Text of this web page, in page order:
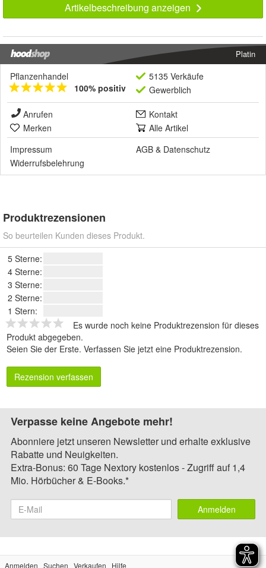
Artikelbeschreibung anzeigen
Platin
Pflanzenhandel
100% positiv
5135 Verkäufe
Gewerblich
Anrufen
Kontakt
Merken
Alle Artikel
Impressum
AGB & Datenschutz
Widerrufsbelehrung
Produktrezensionen
So beurteilen Kunden dieses Produkt.
5 Sterne:
4 Sterne:
3 Sterne:
2 Sterne:
1 Stern:
Es wurde noch keine Produktrezension für dieses
Produkt abgegeben.
Seien Sie der Erste. Verfassen Sie jetzt eine Produktrezension.
Rezension verfassen
Verpasse keine Angebote mehr!
Abonniere jetzt unseren Newsletter und erhalte exklusive
Rabatte und Neuigkeiten.
Extra-Bonus: 60 Tage Nextory kostenlos - Zugriff auf 1,4
Mio. Hörbücher & E-Books.*
Anmelden
Anmelden Suchen Verkaufen Hilfe